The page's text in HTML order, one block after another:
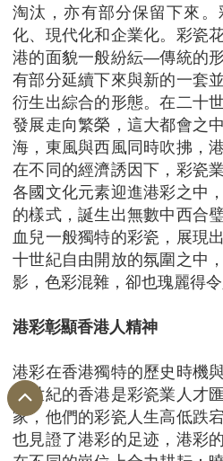
淘汰，亦有部分保留下來
化、現代化和企業化。彩瓷
港的面貌一般紛紜—傳統的
有部分延續下來與新的一套
衍生出綜合的形態。在二十
發展走向繁榮，這大都會之
海，東風與西風同時吹拂，
在不同的經濟誘因下，彩瓷
各國文化元素迎進港彩之中
的樣式，誕生出無數中西合
血兒一般獨特的彩瓷，展現
十世紀自由開放的氛圍之中
影，色彩混雜，卻也瑰麗得令
港彩彰顯香港人精神
港彩在香港獨特的歷史時機
十世紀的香港是彩瓷業人才
家，他們的彩瓷人生高低跌
也見證了港彩的足迹，港彩